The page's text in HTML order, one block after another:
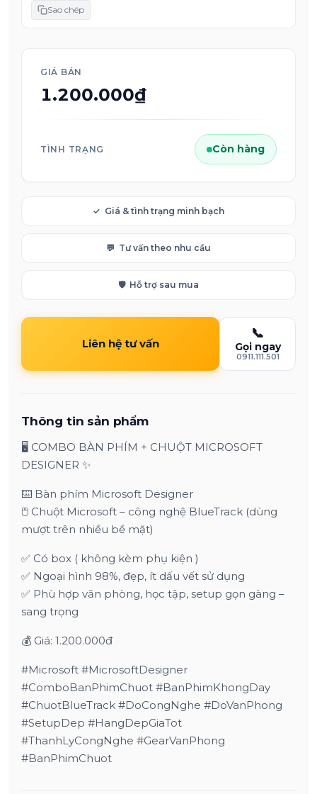
Sao chép
GIÁ BÁN
1.200.000₫
TÌNH TRẠNG Còn hàng
✓ Giá & tình trạng minh bạch
💬 Tư vấn theo nhu cầu
🛡️ Hỗ trợ sau mua
Liên hệ tư vấn
📞
Gọi ngay
0911.111.501
Thông tin sản phẩm
🖥️ COMBO BÀN PHÍM + CHUỘT MICROSOFT
DESIGNER ✨
⌨️ Bàn phím Microsoft Designer
🖱️ Chuột Microsoft – công nghệ BlueTrack (dùng
mượt trên nhiều bề mặt)
✅ Có box ( không kèm phụ kiện )
✅ Ngoại hình 98%, đẹp, ít dấu vết sử dụng
✅ Phù hợp văn phòng, học tập, setup gọn gàng –
sang trọng
💰 Giá: 1.200.000đ
#Microsoft #MicrosoftDesigner
#ComboBanPhimChuot #BanPhimKhongDay
#ChuotBlueTrack #DoCongNghe #DoVanPhong
#SetupDep #HangDepGiaTot
#ThanhLyCongNghe #GearVanPhong
#BanPhimChuot